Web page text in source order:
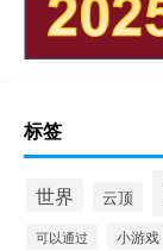
标签
世界 云顶
可以通过 小游戏